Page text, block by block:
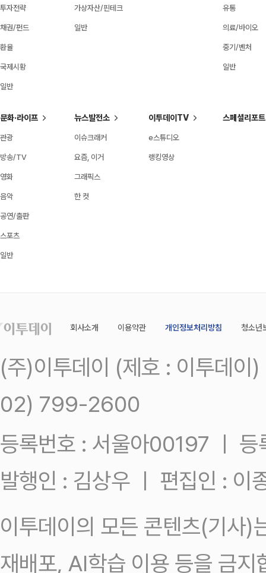
투자전략
채권/펀드
환율
국제시황
일반
가상자산/핀테크
일반
유통
의료/바이오
중기/벤처
일반
문화·라이프
관광
방송/TV
영화
음악
공연/출판
스포츠
일반
뉴스발전소
이슈크래커
요즘, 이거
그래픽스
한 컷
이투데이TV
e스튜디오
랭킹영상
스페셜리포트
회사소개 이용약관 개인정보처리방침 청소년
(주)이투데이 (제호 : 이투데
02) 799-2600
등록번호 : 서울아00197 ㅣ
발행인 : 김상우 ㅣ 편집인 : 이
이투데이의 모든 콘텐츠(기사)
재배포, AI학습 이용 등을 금지